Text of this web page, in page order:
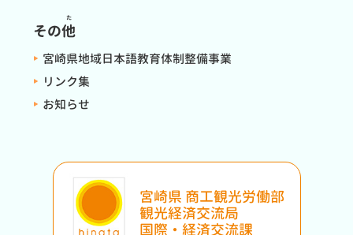
その他
た
宮崎県地域日本語教育体制整備事業
リンク集
お知らせ
宮崎県 商工観光労働部
観光経済交流局
国際・経済交流課